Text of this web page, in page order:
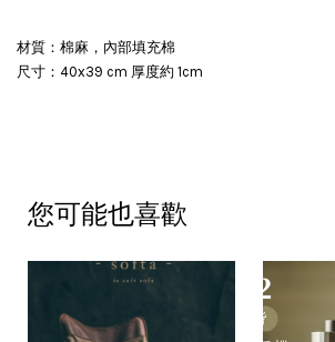
材質：棉麻，內部填充棉
尺寸：40x39 cm 厚度約 1cm
您可能也喜歡